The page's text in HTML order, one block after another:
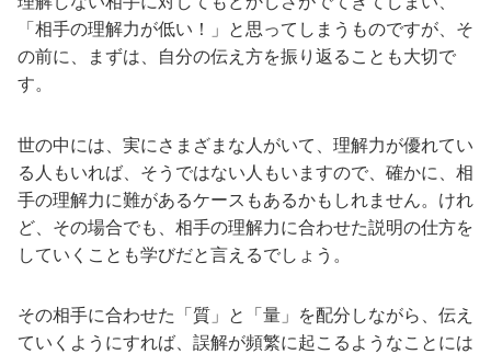
「相手の理解力が低い！」と思ってしまうものですが、そ
の前に、まずは、自分の伝え方を振り返ることも大切で
す。
世の中には、実にさまざまな人がいて、理解力が優れてい
る人もいれば、そうではない人もいますので、確かに、相
手の理解力に難があるケースもあるかもしれません。けれ
ど、その場合でも、相手の理解力に合わせた説明の仕方を
していくことも学びだと言えるでしょう。
その相手に合わせた「質」と「量」を配分しながら、伝え
ていくようにすれば、誤解が頻繁に起こるようなことには